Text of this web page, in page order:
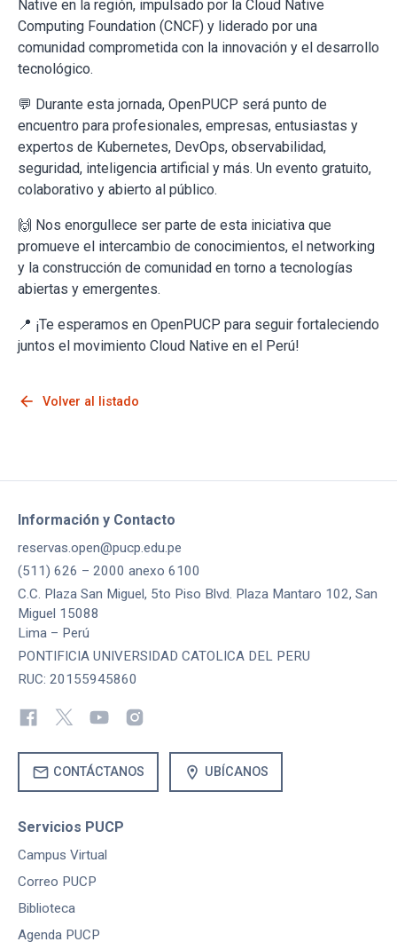
Native en la región, impulsado por la Cloud Native
Computing Foundation (CNCF) y liderado por una
comunidad comprometida con la innovación y el desarrollo
tecnológico.
💬 Durante esta jornada, OpenPUCP será punto de
encuentro para profesionales, empresas, entusiastas y
expertos de Kubernetes, DevOps, observabilidad,
seguridad, inteligencia artificial y más. Un evento gratuito,
colaborativo y abierto al público.
🙌 Nos enorgullece ser parte de esta iniciativa que
promueve el intercambio de conocimientos, el networking
y la construcción de comunidad en torno a tecnologías
abiertas y emergentes.
📍 ¡Te esperamos en OpenPUCP para seguir fortaleciendo
juntos el movimiento Cloud Native en el Perú!
arrow_back Volver al listado
Información y Contacto
reservas.open@pucp.edu.pe
(511) 626 – 2000 anexo 6100
C.C. Plaza San Miguel, 5to Piso Blvd. Plaza Mantaro 102, San
Miguel 15088
Lima – Perú
PONTIFICIA UNIVERSIDAD CATOLICA DEL PERU
RUC: 20155945860
mail CONTÁCTANOS location_on UBÍCANOS
Servicios PUCP
Campus Virtual
Correo PUCP
Biblioteca
Agenda PUCP